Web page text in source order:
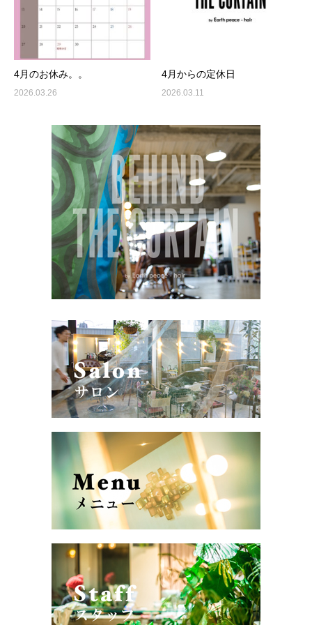
4月のお休み。。
2026.03.26
4月からの定休日
2026.03.11